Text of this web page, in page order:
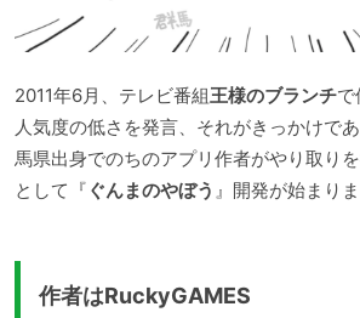
2011年6月、テレビ番組王様のブランチで
人気度の低さを発言、それがきっかけで
馬県出身でのちのアプリ作者がやり取りを
として『 ぐんまのやぼう 』開発が始まりま
作者はRuckyGAMES